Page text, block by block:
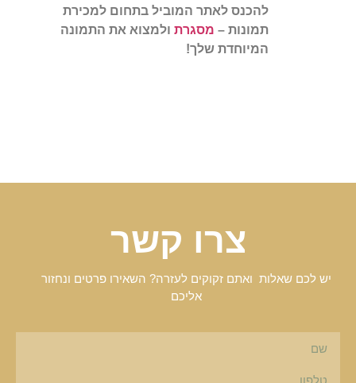
להכנס לאתר המוביל בתחום למכירת
תמונות – מסגרתולמצוא את התמונה
המיוחדת שלך!
צרו קשר
יש לכם שאלות ואתם זקוקים לעזרה? השאירו פרטים ונחזור
אליכם